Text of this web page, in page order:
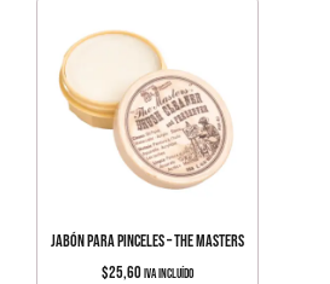
JABÓN PARA PINCELES – THE MASTERS
$25,60IVA incluído